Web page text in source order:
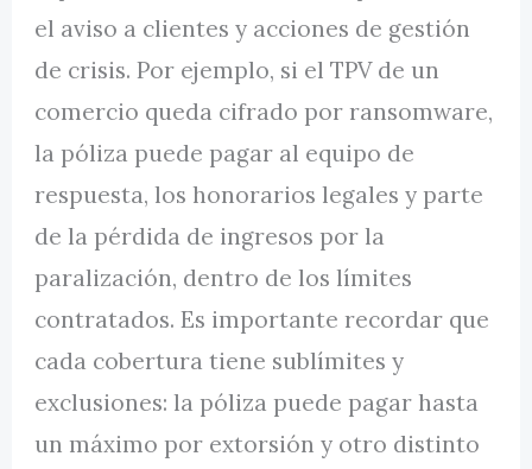
el aviso a clientes y acciones de gestión
de crisis. Por ejemplo, si el TPV de un
comercio queda cifrado por ransomware,
la póliza puede pagar al equipo de
respuesta, los honorarios legales y parte
de la pérdida de ingresos por la
paralización, dentro de los límites
contratados. Es importante recordar que
cada cobertura tiene sublímites y
exclusiones: la póliza puede pagar hasta
un máximo por extorsión y otro distinto